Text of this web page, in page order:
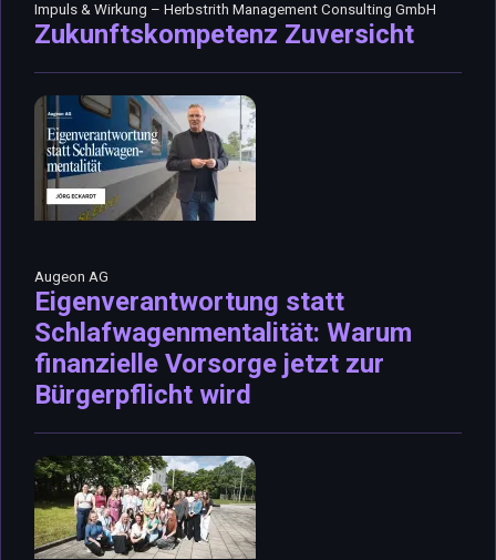
Impuls & Wirkung – Herbstrith Management Consulting GmbH
Zukunftskompetenz Zuversicht
Augeon AG
Eigenverantwortung statt
Schlafwagenmentalität: Warum
finanzielle Vorsorge jetzt zur
Bürgerpflicht wird